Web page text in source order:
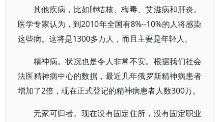
其他疾病，比如肺结核、梅毒、艾滋病和肝炎。
医学专家认为，到2010年全国有8%--10%的人将感染
这些病。这将是1300多万人，而且主要是年轻人。
精神病。状况也是令人非常不安。根据我们社会
法医精神病中心的数据，最近几年俄罗斯精神病患者
增加了2倍，现在正式登记的精神病患者人数300万。
无家可归者。现在没有固定住所，没有固定职业